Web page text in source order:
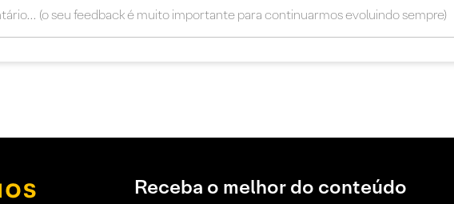
Receba o melhor do conteúdo